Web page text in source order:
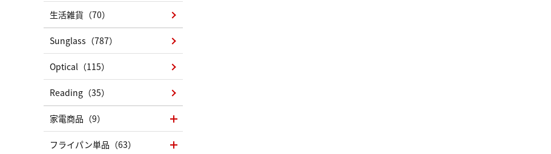
生活雑貨（70）
Sunglass（787）
Optical（115）
Reading（35）
家電商品（9）
フライパン単品（63）